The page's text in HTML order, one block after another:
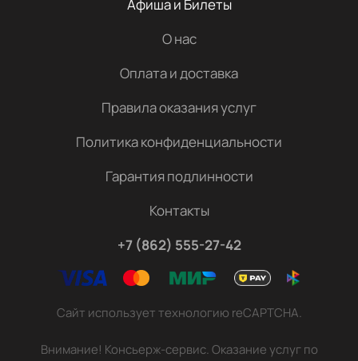
Афиша и Билеты
О нас
Оплата и доставка
Правила оказания услуг
Политика конфиденциальности
Гарантия подлинности
Контакты
+7 (862) 555-27-42
Сайт использует технологию reCAPTCHA.
Внимание! Консьерж-сервис. Оказание услуг по